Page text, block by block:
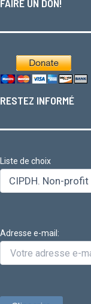
FAIRE UN DON!
RESTEZ INFORMÉ
Liste de choix
Adresse e-mail: